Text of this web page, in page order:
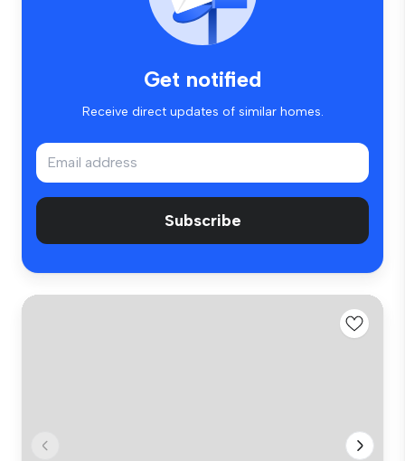
Get notified
Receive direct updates of similar homes.
Subscribe